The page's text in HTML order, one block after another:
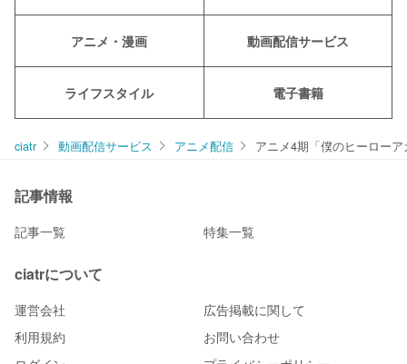
アニメ・漫画 動画配信サービス
ライフスタイル 電子書籍
ciatr 動画配信サービス アニメ配信 アニメ4期「僕のヒーロー
記事情報
記事一覧 特集一覧
ciatrについて
運営会社
広告掲載に関して
利用規約
お問い合わせ